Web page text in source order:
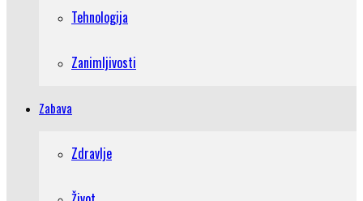
Tehnologija
Zanimljivosti
Zabava
Zdravlje